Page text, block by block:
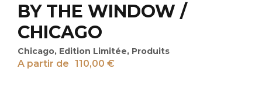
BY THE WINDOW /
CHICAGO
Chicago, Edition Limitée, Produits
A partir de 110,00 €